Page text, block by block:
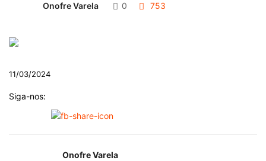
Onofre Varela 0 753
11/03/2024
Siga-nos:
Onofre Varela